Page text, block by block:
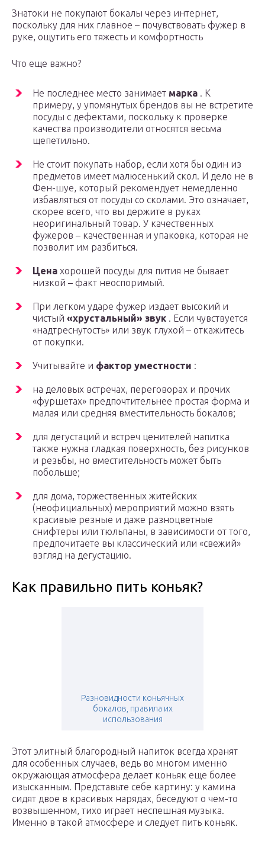
Знатоки не покупают бокалы через интернет,
поскольку для них главное – почувствовать фужер в
руке, ощутить его тяжесть и комфортность
Что еще важно?
Не последнее место занимает марка . К
примеру, у упомянутых брендов вы не встретите
посуды с дефектами, поскольку к проверке
качества производители относятся весьма
щепетильно.
Не стоит покупать набор, если хотя бы один из
предметов имеет малюсенький скол. И дело не в
Фен-шуе, который рекомендует немедленно
избавляться от посуды со сколами. Это означает,
скорее всего, что вы держите в руках
неоригинальный товар. У качественных
фужеров – качественная и упаковка, которая не
позволит им разбиться.
Цена хорошей посуды для пития не бывает
низкой – факт неоспоримый.
При легком ударе фужер издает высокий и
чистый «хрустальный» звук . Если чувствуется
«надтреснутость» или звук глухой – откажитесь
от покупки.
Учитывайте и фактор уместности :
на деловых встречах, переговорах и прочих
«фуршетах» предпочтительнее простая форма и
малая или средняя вместительность бокалов;
для дегустаций и встреч ценителей напитка
также нужна гладкая поверхность, без рисунков
и резьбы, но вместительность может быть
побольше;
для дома, торжественных житейских
(неофициальных) мероприятий можно взять
красивые резные и даже разноцветные
снифтеры или тюльпаны, в зависимости от того,
предпочитаете вы классический или «свежий»
взгляд на дегустацию.
Как правильно пить коньяк?
Разновидности коньячных
бокалов, правила их
использования
Этот элитный благородный напиток всегда хранят
для особенных случаев, ведь во многом именно
окружающая атмосфера делает коньяк еще более
изысканным. Представьте себе картину: у камина
сидят двое в красивых нарядах, беседуют о чем-то
возвышенном, тихо играет неспешная музыка.
Именно в такой атмосфере и следует пить коньяк.